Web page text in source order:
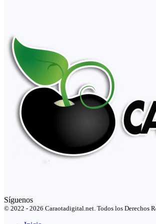
Síguenos
© 2022 - 2026 Caraotadigital.net. Todos los Derechos